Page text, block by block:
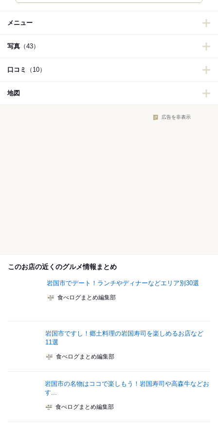
メニュー
写真 （43）
口コミ （10）
地図
広告を非表示
このお店の近くのグルメ情報まとめ
岩国市でデート！ランチやディナーなどエリア別30選
食べログまとめ編集部
岩国市ですし！郷土料理の岩国寿司を楽しめるお店など
11選
食べログまとめ編集部
岩国市の名物はココで楽しもう！岩国寿司や高森牛などお
す...
食べログまとめ編集部